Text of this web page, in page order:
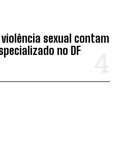
sexual contam
no DF